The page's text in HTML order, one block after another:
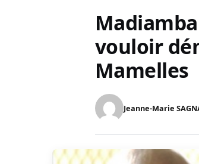
vouloir
Mamelles
Jeanne-Marie